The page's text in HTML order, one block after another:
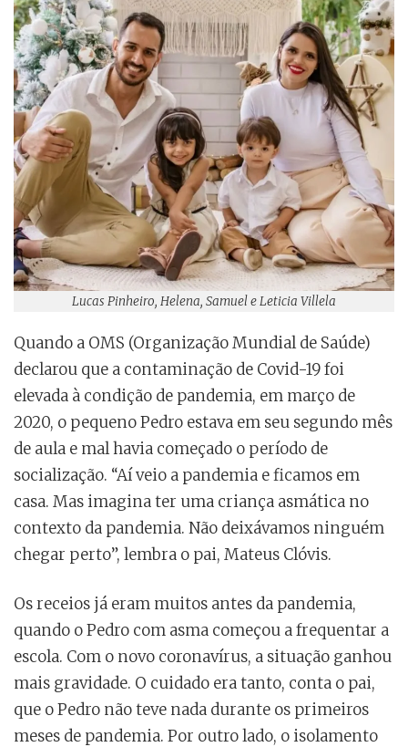
Lucas Pinheiro, Helena, Samuel e Leticia Villela
Quando a OMS (Organização Mundial de Saúde)
declarou que a contaminação de Covid-19 foi
elevada à condição de pandemia, em março de
2020, o pequeno Pedro estava em seu segundo mês
de aula e mal havia começado o período de
socialização. “Aí veio a pandemia e ficamos em
casa. Mas imagina ter uma criança asmática no
contexto da pandemia. Não deixávamos ninguém
chegar perto”, lembra o pai, Mateus Clóvis.
Os receios já eram muitos antes da pandemia,
quando o Pedro com asma começou a frequentar a
escola. Com o novo coronavírus, a situação ganhou
mais gravidade. O cuidado era tanto, conta o pai,
que o Pedro não teve nada durante os primeiros
meses de pandemia. Por outro lado, o isolamento